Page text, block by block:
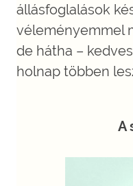
állásfoglalások
véleményemmel
de hátha –
holnap többen
A